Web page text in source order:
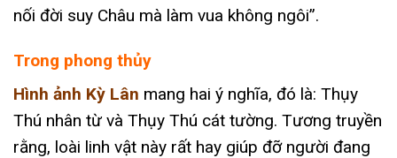
nối đời suy Châu mà làm vua không ngôi”.
Trong phong thủy
Hình ảnh Kỳ Lân mang hai ý nghĩa, đó là: Thụy
Thú nhân từ và Thụy Thú cát tường. Tương truyền
rằng, loài linh vật này rất hay giúp đỡ người đang